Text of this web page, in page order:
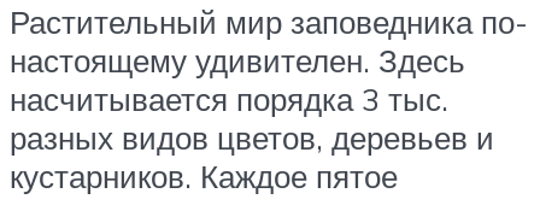
Растительный мир заповедника по-
настоящему удивителен. Здесь
насчитывается порядка 3 тыс.
разных видов цветов, деревьев и
кустарников. Каждое пятое